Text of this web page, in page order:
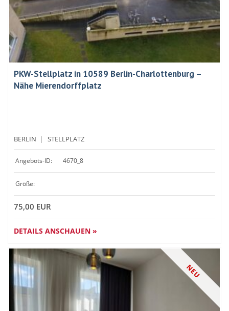
PKW-Stellplatz in 10589 Berlin-Charlottenburg –
Nähe Mierendorffplatz
BERLIN | STELLPLATZ
Angebots-ID: 4670_8
Größe:
75,00 EUR
DETAILS ANSCHAUEN »
NEU